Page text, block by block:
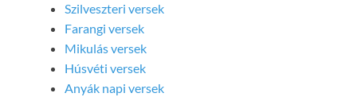
Szilveszteri versek
Farangi versek
Mikulás versek
Húsvéti versek
Anyák napi versek